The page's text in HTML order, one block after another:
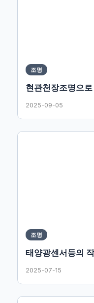
조명
현관천장조명으로
2025-09-05
조명
태양광센서등의
2025-07-15